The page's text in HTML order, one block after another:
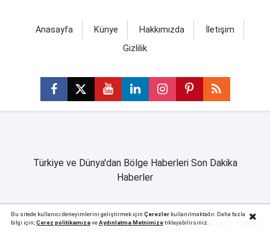
Anasayfa Künye Hakkımızda
İletişim
Gizlilik
Türkiye ve Dünya'dan Bölge Haberleri Son Dakika
Haberler
Günün Tüm Önemli haberleri Türkiye ve Dünya
Bu sitede kullanıcı deneyimlerini geliştirmek için Çerezlerkullanılmaktadır. Daha fazla
bilgi için;Çerez politikamızaveAydınlatma Metnimizetıklayabilirsiniz.Reklamı Kapat